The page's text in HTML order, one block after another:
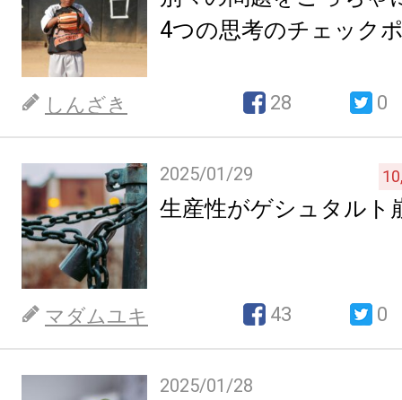
4つの思考のチェック
しんざき 28 0
2025/01/29
生産性がゲシュタルト
マダムユキ 43 0
2025/01/28